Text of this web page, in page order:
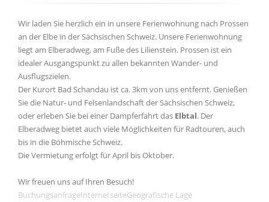
Wir laden Sie herzlich ein in unsere Ferienwohnung nach Prossen
an der Elbe in der Sächsischen Schweiz. Unsere Ferienwohnung
liegt am Elberadweg, am Fuße des Lilienstein. Prossen ist ein
idealer Ausgangspunkt zu allen bekannten Wander- und
Ausflugszielen.
Der Kurort Bad Schandau ist ca. 3km von uns entfernt. Genießen
Sie die Natur- und Felsenlandschaft der Sächsischen Schweiz,
oder erleben Sie bei einer Dampferfahrt das Elbtal. Der
Elberadweg bietet auch viele Möglichkeiten für Radtouren, auch
bis in die Böhmische Schweiz.
Die Vermietung erfolgt für April bis Oktober.
Wir freuen uns auf Ihren Besuch!
BuchungsanfrageInternetseiteGeografische Lage